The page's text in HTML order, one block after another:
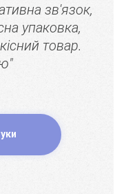
зв'язок,
упаковка,
товар.